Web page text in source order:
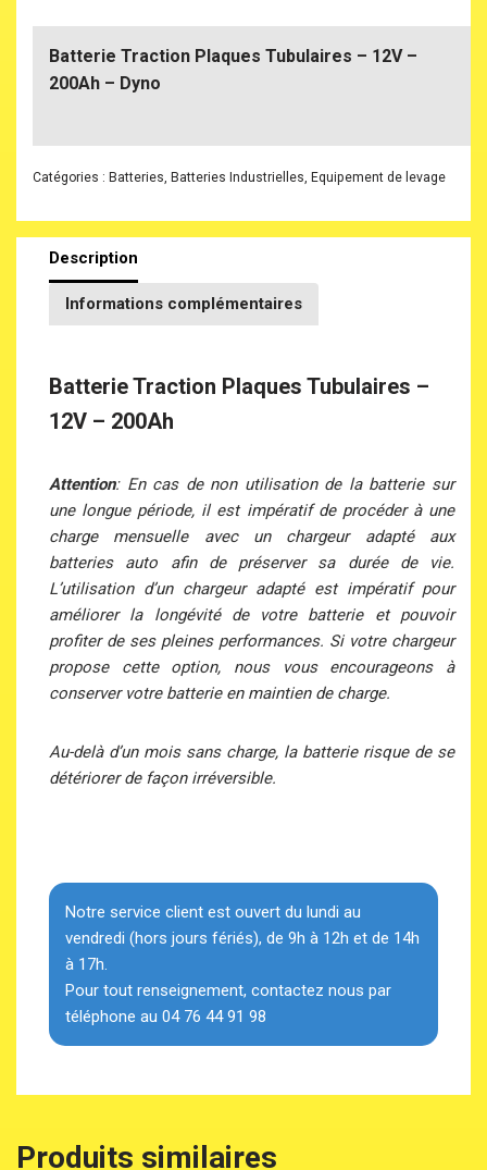
Batterie Traction Plaques Tubulaires – 12V –
200Ah – Dyno
Catégories : Batteries Batteries Industrielles Equipement de levage
Description
Informations complémentaires
Batterie Traction Plaques Tubulaires –
12V – 200Ah
Attention: En cas de non utilisation de la batterie sur
une longue période, il est impératif de procéder à une
charge mensuelle avec un chargeur adapté aux
batteries auto afin de préserver sa durée de vie.
L’utilisation d’un chargeur adapté est impératif pour
améliorer la longévité de votre batterie et pouvoir
profiter de ses pleines performances. Si votre chargeur
propose cette option, nous vous encourageons à
conserver votre batterie en maintien de charge.
Au-delà d’un mois sans charge, la batterie risque de se
détériorer de façon irréversible.
Notre service client est ouvert du lundi au
vendredi (hors jours fériés), de 9h à 12h et de 14h
à 17h.
Pour tout renseignement, contactez nous par
téléphone au 04 76 44 91 98
Produits similaires